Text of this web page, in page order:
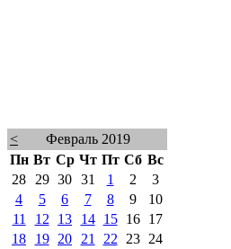
<
Февраль 2019
Пн Вт Ср Чт Пт Сб Вс
28
29 30 31 1 2
3
4
5 6 7 8 9
10
11
12 13 14 15 16
17
18
19 20 21 22 23
24